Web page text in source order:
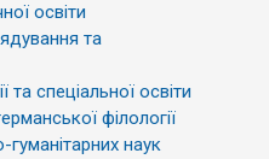
освіти
та
та спеціальної освіти
філології
гуманітарних наук